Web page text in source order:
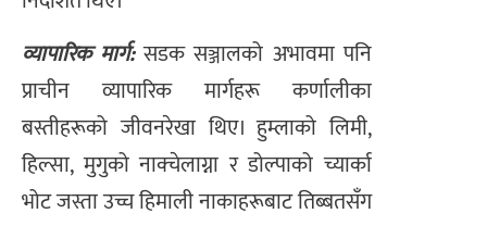
व्यापारिक मार्ग:सडक सञ्जालको अभावमा पनि
प्राचीन व्यापारिक मार्गहरू कर्णालीका
बस्तीहरूको जीवनरेखा थिए। हुम्लाको लिमी,
हिल्सा, मुगुको नाक्चेलाग्ना र डोल्पाको च्यार्का
भोट जस्ता उच्च हिमाली नाकाहरूबाट तिब्बतसँग